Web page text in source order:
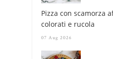
Pizza con scamorza
colorati e rucola
07 Aug 2026